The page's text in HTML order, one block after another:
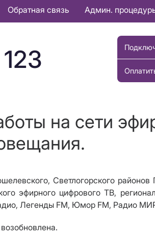
Обратная связь Админ.
123
на сети
,Светлогорского районов
эфирного цифрового ТВ,
Легенды FM, Юмор FM, Радио